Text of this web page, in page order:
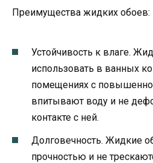
Преимущества жидких обоев:
Устойчивость к влаге.
использовать в ванных
помещениях с
впитывают воду и не
контакте с ней.
Долговечность. Жидкие
прочностью и не